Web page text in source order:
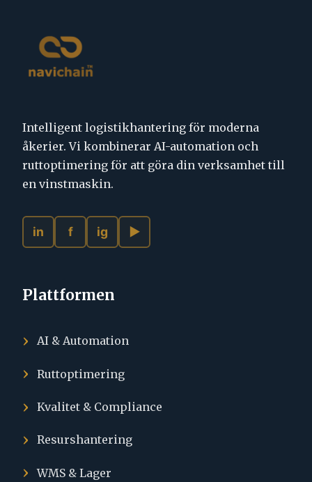
Intelligent logistikhantering för moderna
åkerier. Vi kombinerar AI-automation och
ruttoptimering för att göra din verksamhet till
en vinstmaskin.
in f ig ▶
Plattformen
AI & Automation
Ruttoptimering
Kvalitet & Compliance
Resurshantering
WMS & Lager